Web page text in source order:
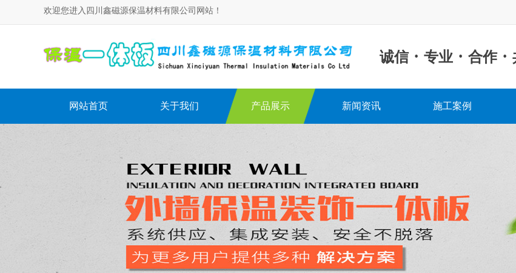
欢迎您进入四川鑫磁源保温材料有限公司网站！
诚信 · 专业 · 合作 ·
网站首页 关于我们 产品展示 新闻资讯 施工案例